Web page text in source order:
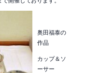
奥田福泰の
作品
カップ＆ソ
ーサー